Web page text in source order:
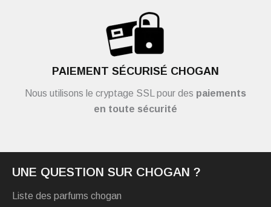
PAIEMENT SÉCURISÉ CHOGAN
Nous utilisons le cryptage SSL pour des paiements
en toute sécurité
UNE QUESTION SUR CHOGAN ?
Liste des parfums chogan